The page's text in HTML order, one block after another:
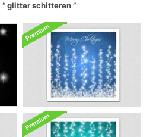
glitter schitteren